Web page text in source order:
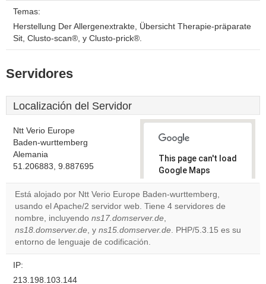
Temas:
Herstellung Der Allergenextrakte, Übersicht Therapie-präparate
Sit, Clusto-scan®, y Clusto-prick®.
Servidores
Localización del Servidor
Ntt Verio Europe
Baden-wurttemberg
Alemania
51.206883, 9.887695
This page can't load
Google Maps
correctly.
Do you
website?
Está alojado por Ntt Verio Europe Baden-wurttemberg,
usando el Apache/2 servidor web. Tiene 4 servidores de
nombre, incluyendo ns17.domserver.de,
ns18.domserver.de, y ns15.domserver.de. PHP/5.3.15 es su
entorno de lenguaje de codificación.
IP:
213.198.103.144